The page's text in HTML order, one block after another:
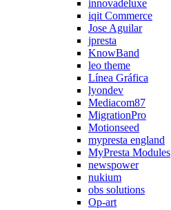
innovadeluxe
iqit Commerce
Jose Aguilar
jpresta
KnowBand
leo theme
Línea Gráfica
lyondev
Mediacom87
MigrationPro
Motionseed
mypresta england
MyPresta Modules
newspower
nukium
obs solutions
Op-art